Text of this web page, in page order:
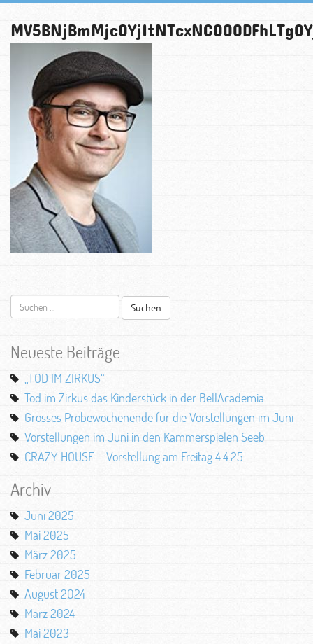
Suchen
nach:
Neueste Beiträge
„TOD IM ZIRKUS“
Tod im Zirkus das Kinderstück in der BellAcademia
Grosses Probewochenende für die Vorstellungen im Juni
Vorstellungen im Juni in den Kammerspielen Seeb
CRAZY HOUSE – Vorstellung am Freitag 4.4.25
Archiv
Juni 2025
Mai 2025
März 2025
Februar 2025
August 2024
März 2024
Mai 2023